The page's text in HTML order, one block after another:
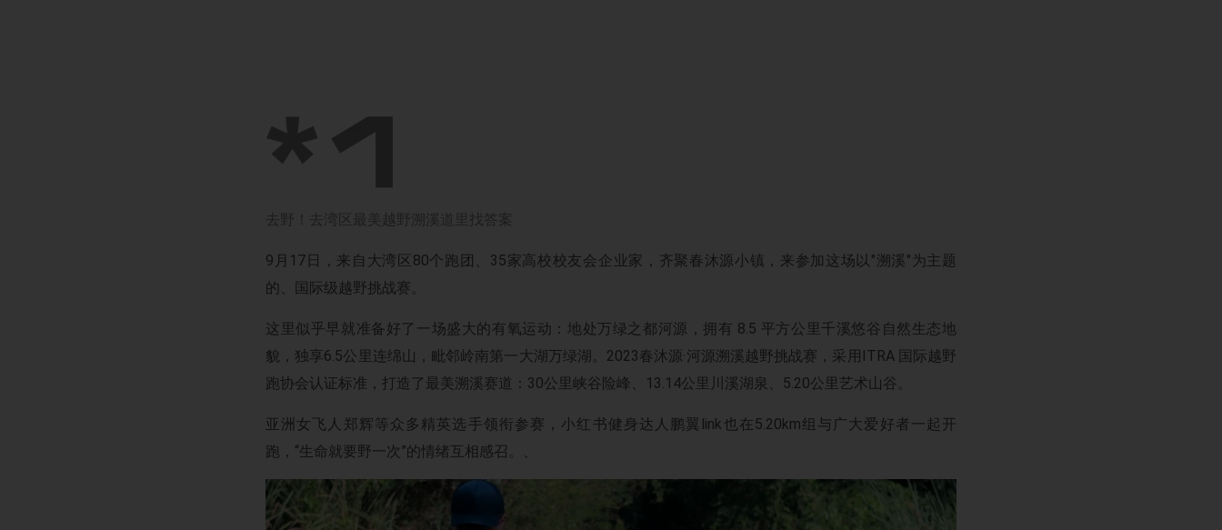
去野！去湾区最美越野溯溪道里找答案
9月17日，来自大湾区80个跑团、35家高校校友会企业家，齐聚春沐源小镇，来参加这场以"溯溪"为主题
的、国际级越野挑战赛。
这里似乎早就准备好了一场盛大的有氧运动：地处万绿之都河源，拥有 8.5 平方公里千溪悠谷自然生态地
貌，独享6.5公里连绵山，毗邻岭南第一大湖万绿湖。2023春沐源·河源溯溪越野挑战赛，采用ITRA 国际越野
跑协会认证标准，打造了最美溯溪赛道：30公里峡谷险峰、13.14公里川溪湖泉、5.20公里艺术山谷。
亚洲女飞人郑辉等众多精英选手领衔参赛，小红书健身达人鹏翼link也在5.20km组与广大爱好者一起开
跑，“生命就要野一次”的情绪互相感召。、